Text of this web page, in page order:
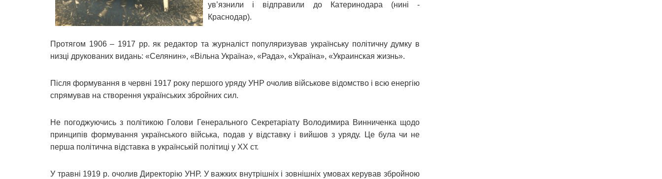
ув’язнили і відправили до Катеринодара (нині -
Краснодар).
Протягом 1906 – 1917 рр. як редактор та журналіст популяризував українську політичну думку в
низці друкованих видань: «Селянин», «Вільна Україна», «Рада», «Україна», «Украинская жизнь».
Після формування в червні 1917 року першого уряду УНР очолив військове відомство і всю енергію
спрямував на створення українських збройних сил.
Не погоджуючись з політикою Голови Генерального Секретаріату Володимира Винниченка щодо
принципів формування українського війська, подав у відставку і вийшов з уряду. Це була чи не
перша політична відставка в українській політиці у ХХ ст.
У травні 1919 р. очолив Директорію УНР. У важких внутрішніх і зовнішніх умовах керував збройною